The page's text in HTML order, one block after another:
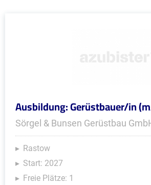
Ausbildung: Gerüstbauer/in
Sörgel & Bunsen Gerüstbau
Rastow
Start: 2027
Freie Plätze: 1